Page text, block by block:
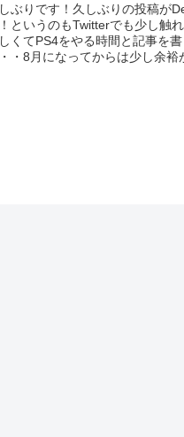
ぶりです！久しぶりの投稿が
というのもTwitterでも少し触
くてPS4をやる時間と記事を
・8月になってからは少し余裕